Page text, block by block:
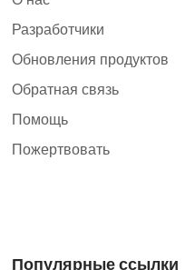
Разработчики
Обновления продуктов
Обратная связь
Помощь
Пожертвовать
Популярные ссылки